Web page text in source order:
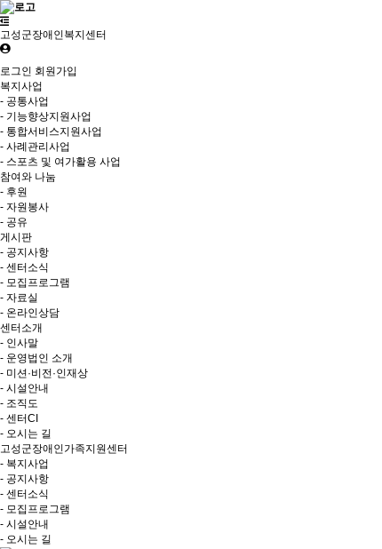
고성군장애인복지센터
로그인 회원가입
복지사업
- 공통사업
- 기능향상지원사업
- 통합서비스지원사업
- 사례관리사업
- 스포츠 및 여가활용 사업
참여와 나눔
- 후원
- 자원봉사
- 공유
게시판
- 공지사항
- 센터소식
- 모집프로그램
- 자료실
- 온라인상담
센터소개
- 인사말
- 운영법인 소개
- 미션·비전·인재상
- 시설안내
- 조직도
- 센터CI
- 오시는 길
고성군장애인가족지원센터
- 복지사업
- 공지사항
- 센터소식
- 모집프로그램
- 시설안내
- 오시는 길